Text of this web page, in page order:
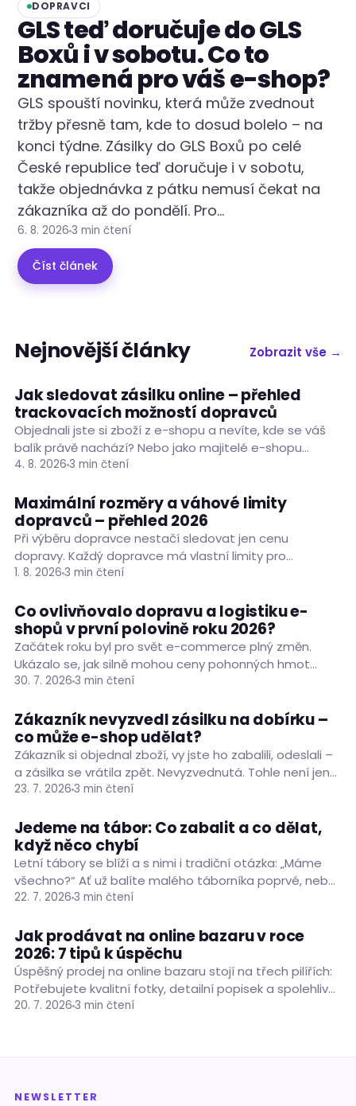
DOPRAVCI
GLS teď doručuje do GLS
Boxů i v sobotu. Co to
znamená pro váš e-shop?
GLS spouští novinku, která může zvednout
tržby přesně tam, kde to dosud bolelo – na
konci týdne. Zásilky do GLS Boxů po celé
České republice teď doručuje i v sobotu,
takže objednávka z pátku nemusí čekat na
zákazníka až do pondělí. Pro…
6. 8. 2026 3 min čtení
Číst článek
Nejnovější články Zobrazit vše →
RADY A TIPY
Jak sledovat zásilku online – přehled
trackovacích možností dopravců
Objednali jste si zboží z e-shopu a nevíte, kde se váš
balík právě nachází? Nebo jako majitelé e-shopu
porovnáváte trackovací možnosti dopravců a chcete
a co…
4. 8. 2026 3 min čtení
RADY A TIPY
Maximální rozměry a váhové limity
dopravců – přehled 2026
Při výběru dopravce nestačí sledovat jen cenu
dopravy. Každý dopravce má vlastní limity pro
hmotnost, rozměry i obvod zásilky a jejich překročení
podle objemové…
1. 8. 2026 3 min čtení
PODNIKÁNÍ
Co ovlivňovalo dopravu a logistiku e-
shopů v první polovině roku 2026?
Začátek roku byl pro svět e-commerce plný změn.
Ukázalo se, jak silně mohou ceny pohonných hmot
ovlivnit náklady na dopravu zásilek. Situaci nezlepšilo
reagovat…
30. 7. 2026 3 min čtení
PODNIKÁNÍ
Zákazník nevyzvedl zásilku na dobírku –
co může e-shop udělat?
Zákazník si objednal zboží, vy jste ho zabalili, odeslali –
a zásilka se vrátila zpět. Nevyzvednutá. Tohle není jen
nepříjemná situace, je to reálná finanční ztráta:
23. 7. 2026 3 min čtení
RADY A TIPY
Jedeme na tábor: Co zabalit a co dělat,
když něco chybí
Letní tábory se blíží a s nimi i tradiční otázka: „Máme
všechno?“ Ať už balíte malého táborníka poprvé, nebo
máte za sebou několik sezón a jedete podle seznamu
22. 7. 2026 3 min čtení
RADY A TIPY
Jak prodávat na online bazaru v roce
2026: 7 tipů k úspěchu
Úspěšný prodej na online bazaru stojí na třech pilířích:
Potřebujete kvalitní fotky, detailní popisek a spolehlivé
odeslání zásilky.
20. 7. 2026 3 min čtení
NEWSLETTER